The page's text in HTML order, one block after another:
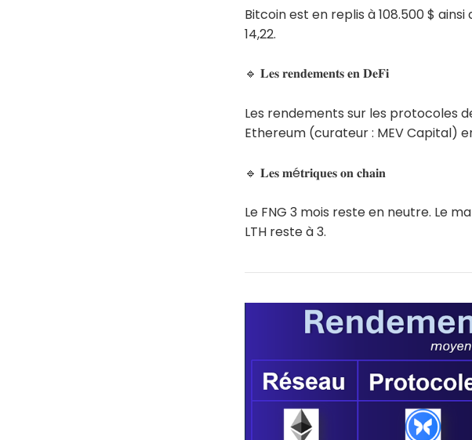
Bitcoin est en replis à 108.500 $
14,22.
🔹 𝐋𝐞𝐬 𝐫𝐞𝐧𝐝𝐞𝐦𝐞𝐧𝐭𝐬 𝐞𝐧 𝐃𝐞𝐅𝐢
Les rendements sur les protocoles
Ethereum (curateur : MEV Capital)
🔹 𝐋𝐞𝐬 𝐦é𝐭𝐫𝐢𝐪𝐮𝐞𝐬 𝐨𝐧 𝐜𝐡𝐚𝐢𝐧
Le FNG 3 mois reste en neutre. Le
LTH reste à 3.